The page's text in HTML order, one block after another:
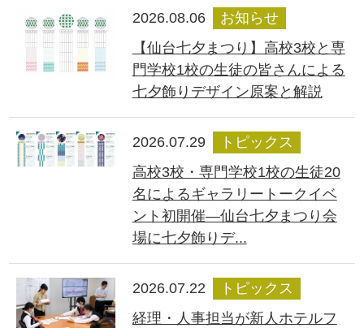
2026.08.06
お知らせ
【仙台七夕まつり】高校3校と専
門学校1校の生徒の皆さんによる
七夕飾りデザイン原案と解説
2026.07.29
トピックス
高校3校・専門学校1校の生徒20
名によるギャラリートークイベ
ント初開催―仙台七夕まつり会
場に七夕飾りデ...
2026.07.22
トピックス
経理・人事担当が新人ホテルフ